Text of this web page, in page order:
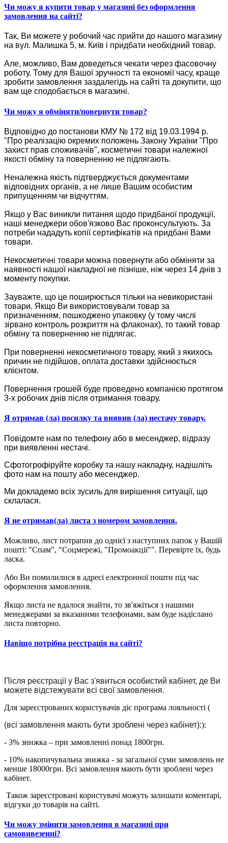
Чи можу я купити товар у магазині без оформлення
замовлення на сайті?
Так, Ви можете у робочий час прийти до нашого магазину
на вул. Малишка 5, м. Київ і придбати необхідний товар.
Але, можливо, Вам доведеться чекати через фасовочну
роботу. Тому для Вашої зручності та економії часу, краще
зробити замовлення заздалегідь на сайті та докупити, що
вам ще сподобається в магазині.
Чи можу я обміняти/повернути товар?
Відповідно до постанови КМУ № 172 від 19.03.1994 р.
"Про реалізацію окремих положень Закону України "Про
захист прав споживачів", косметичні товари належної
якості обміну та поверненню не підлягають.
Неналежна якість підтверджується документами
відповідних органів, а не лише Вашим особистим
припущенням чи відчуттям.
Якщо у Вас виникли питання щодо придбаної продукції,
наші менеджери обов'язково Вас проконсультують. За
потреби нададуть копії сертифікатів на придбані Вами
товари.
Некосметичні товари можна повернути або обміняти за
наявності нашої накладної не пізніше, ніж через 14 днів з
моменту покупки.
Зауважте, що це поширюється тільки на невикористані
товари. Якщо Ви використовували товар за
призначенням, пошкоджено упаковку (у тому числі
зірвано контроль розкриття на флаконах), то такий товар
обміну та поверненню не підлягає.
При поверненні некосметичного товару, який з якихось
причин не підійшов, оплата доставки здійснюється
клієнтом.
Повернення грошей буде проведено компанією протягом
3-х робочих днів після отримання товару.
Я отримав (ла) посилку та виявив (ла) нестачу товару.
Повідомте нам по телефону або в месенджер, відразу
при виявленні нестачі.
Сфотогрофіруйте коробку та нашу накладну, надішліть
фото нам на пошту або месенджер.
Ми докладемо всіх зусиль для вирішення ситуації, що
склалася.
Я не отримав(ла) листа з номером замовлення.
Можливо, лист потрапив до однієї з наступних папок у Вашій
пошті: "Спам", "Соцмережі, "Промоакції"". Перевірте їх, будь
ласка.
Або Ви помилилися в адресі електронної пошти під час
оформлення замовлення.
Якщо листа не вдалося знайти, то зв'яжіться з нашими
менеджерами за вказаними телефонами, вам буде надіслано
листа повторно.
Навіщо потрібна реєстрація на сайті?
Після реєстрації у Вас з'явиться особистий кабінет, де Ви
можете відстежувати всі свої замовлення.
Для зареєстрованих користувачів діє програма лояльності (
(всі замовлення мають бути зроблені через кабінет):):
- 3% знижка – при замовленні понад 1800грн.
- 10% накопичувальна знижка - за загальної суми замовлень не
менше 18000грн. Всі замовлення мають бути зроблені через
кабінет.
Також зареєстровані користувачі можуть залишати коментарі,
відгуки до товарів на сайті.
Чи можу змінити замовлення в магазині при
самовивезенні?